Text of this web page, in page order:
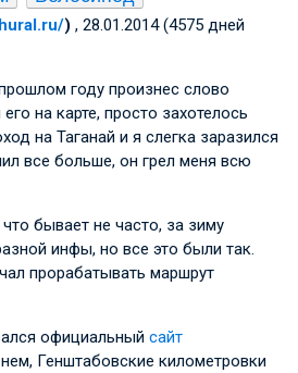
) , 28.01.2014 (4575 дней
году произнес слово
на карте, просто захотелось
на Таганай и я слегка заразился
все больше, он грел меня всю
бывает не часто, за зиму
инфы, но все это были так.
прорабатывать маршрут
официальный сайт
Генштабовские километровки